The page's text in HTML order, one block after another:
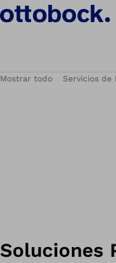
Mostrar todo Servicios de
Soluciones